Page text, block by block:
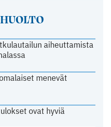
aiheuttamista
menevät
ovat hyviä